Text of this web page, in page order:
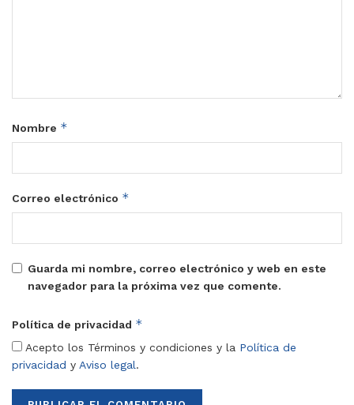
Nombre *
Correo electrónico *
Guarda mi nombre, correo electrónico y web en este
navegador para la próxima vez que comente.
Política de privacidad *
Acepto los Términos y condiciones y la Política de
privacidad y Aviso legal.